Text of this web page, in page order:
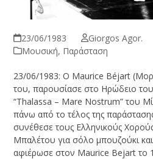
23/06/1983
Giorgos Agor.
Μουσική, Παράσταση
23/06/1983: Ο Maurice Béjart
του, παρουσίασε στο Ηρώδειο
“Thalassa – Mare Nostrum” του
πάνω από το τέλος της
συνέθεσε τους Ελληνικούς
Μπαλέτου για σόλο μπουζούκι
αφιέρωσε στον Maurice Bejart το